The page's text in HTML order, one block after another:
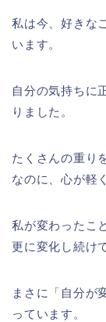
私は今、好きな
います。
自分の気持ちに
りました。
たくさんの重り
なのに、心が軽
私が変わったこ
更に変化し続け
まさに「自分が
っています。